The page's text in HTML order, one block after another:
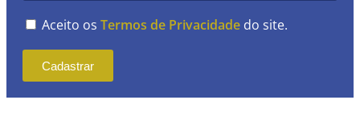
Aceito os Termos de Privacidade do site.
Cadastrar